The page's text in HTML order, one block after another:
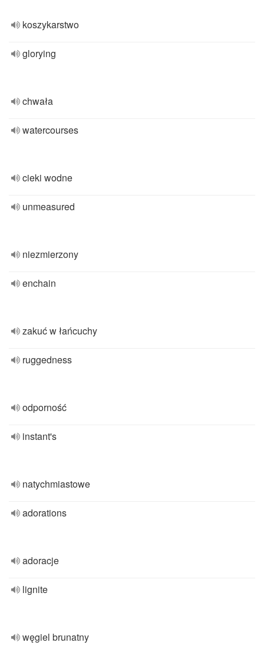
koszykarstwo
glorying
chwała
watercourses
cieki wodne
unmeasured
niezmierzony
enchain
zakuć w łańcuchy
ruggedness
odporność
instant's
natychmiastowe
adorations
adoracje
lignite
węgiel brunatny